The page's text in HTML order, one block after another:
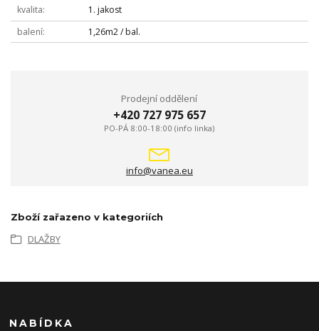
kvalita
1. jakost
balení
1,26m2 / bal.
Prodejní oddělení
+420 727 975 657
PO-PÁ 8:00-18:00 (info linka)
info@vanea.eu
Zboží zařazeno v kategoriích
DLAŽBY
NABÍDKA